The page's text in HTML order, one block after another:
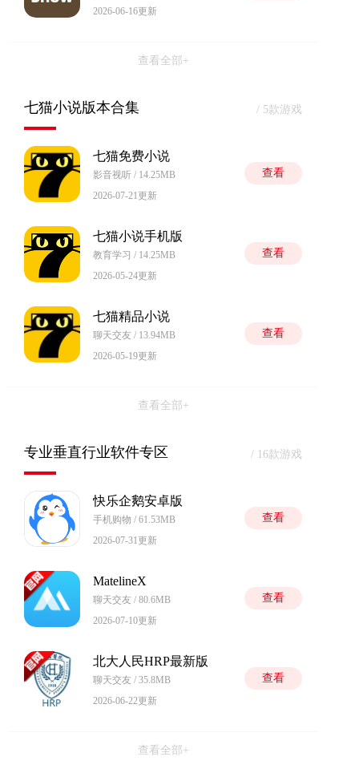
2026-06-16更新
查看全部+
七猫小说版本合集 / 5款游戏
七猫免费小说
影音视听 / 14.25MB
2026-07-21更新
查看
七猫小说手机版
教育学习 / 14.25MB
2026-05-24更新
查看
七猫精品小说
聊天交友 / 13.94MB
2026-05-19更新
查看
查看全部+
专业垂直行业软件专区 / 16款游戏
快乐企鹅安卓版
手机购物 / 61.53MB
2026-07-31更新
查看
MatelineX
聊天交友 / 80.6MB
2026-07-10更新
查看
北大人民HRP最新版
聊天交友 / 35.8MB
2026-06-22更新
查看
查看全部+